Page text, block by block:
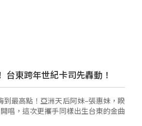
台東跨年世紀卡司先轟動！
最高點！亞洲天后阿妹–張惠妹，睽
唱，這次更攜手同樣出生台東的金曲